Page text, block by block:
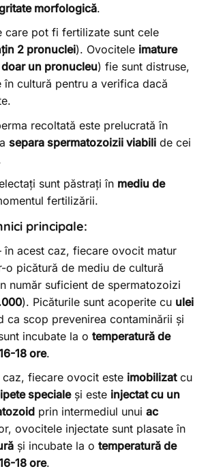
morfologică.
care pot fi fertilizate sunt cele
2 pronuclei). Ovocitele imature
un pronucleu) fie sunt distruse,
în cultură pentru a verifica dacă
recoltată este prelucrată în
separa spermatozoizii viabili de cei
sunt păstrați în mediu de
fertilizării.
principale:
în acest caz, fiecare ovocit matur
o picătură de mediu de cultură
număr suficient de spermatozoizi
). Picăturile sunt acoperite cu ulei
ca scop prevenirea contaminării și
incubate la o temperatură de
18 ore.
fiecare ovocit este imobilizatcu
specialeși este injectat cu un
prin intermediul unui ac
ovocitele injectate sunt plasate în
și incubate la o temperatură de
18 ore.